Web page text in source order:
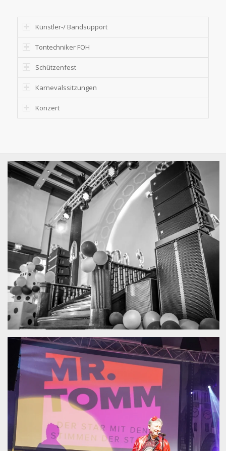
Künstler-/ Bandsupport
Tontechniker FOH
Schützenfest
Karnevalssitzungen
Konzert